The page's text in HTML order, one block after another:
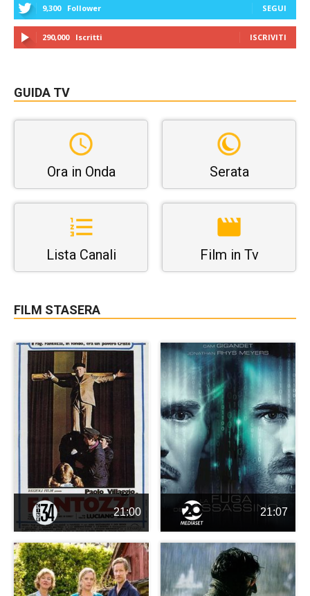
9,300 Follower SEGUI
290,000 Iscritti ISCRIVITI
GUIDA TV
Ora in Onda Serata
Lista Canali Film in Tv
FILM STASERA
21:00 21:07